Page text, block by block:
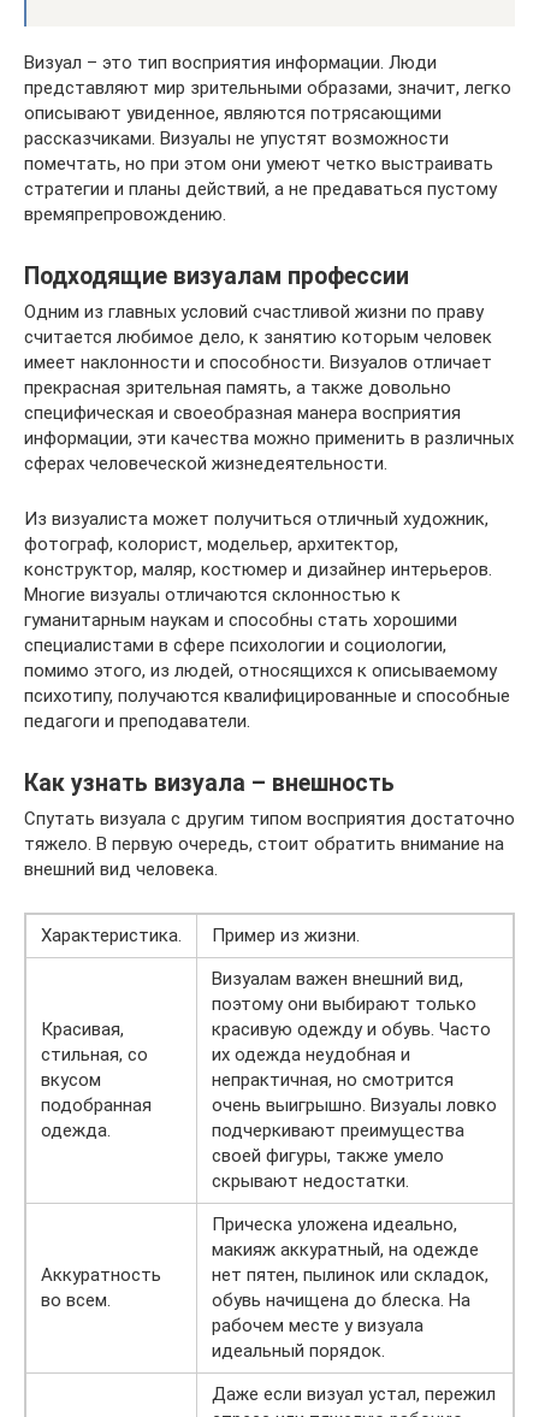
Визуал – это тип восприятия информации. Люди
представляют мир зрительными образами, значит, легко
описывают увиденное, являются потрясающими
рассказчиками. Визуалы не упустят возможности
помечтать, но при этом они умеют четко выстраивать
стратегии и планы действий, а не предаваться пустому
времяпрепровождению.
Подходящие визуалам профессии
Одним из главных условий счастливой жизни по праву
считается любимое дело, к занятию которым человек
имеет наклонности и способности. Визуалов отличает
прекрасная зрительная память, а также довольно
специфическая и своеобразная манера восприятия
информации, эти качества можно применить в различных
сферах человеческой жизнедеятельности.
Из визуалиста может получиться отличный художник,
фотограф, колорист, модельер, архитектор,
конструктор, маляр, костюмер и дизайнер интерьеров.
Многие визуалы отличаются склонностью к
гуманитарным наукам и способны стать хорошими
специалистами в сфере психологии и социологии,
помимо этого, из людей, относящихся к описываемому
психотипу, получаются квалифицированные и способные
педагоги и преподаватели.
Как узнать визуала – внешность
Спутать визуала с другим типом восприятия достаточно
тяжело. В первую очередь, стоит обратить внимание на
внешний вид человека.
Характеристика. Пример из жизни.
Красивая,
стильная, со
вкусом
подобранная
одежда.
Визуалам важен внешний вид,
поэтому они выбирают только
красивую одежду и обувь. Часто
их одежда неудобная и
непрактичная, но смотрится
очень выигрышно. Визуалы ловко
подчеркивают преимущества
своей фигуры, также умело
скрывают недостатки.
Аккуратность
во всем.
Прическа уложена идеально,
макияж аккуратный, на одежде
нет пятен, пылинок или складок,
обувь начищена до блеска. На
рабочем месте у визуала
идеальный порядок.
Даже если визуал устал, пережил